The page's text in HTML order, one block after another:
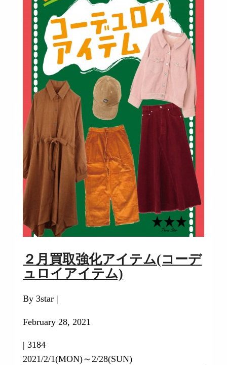
２月買取強化アイテム(コーデ
ュロイアイテム)
By 3star |
February 28, 2021
|3184
2021/2/1(MON)～2/28(SUN)